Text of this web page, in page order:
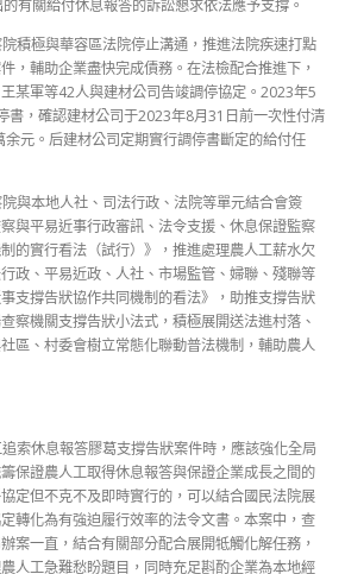
有關給付休息報答的訴訟懇求依法應予支撐。
積極與華容區法院停止溝通，推進法院疾速打點
，輔助企業盡快完成債務。在法檢配合推進下，
某軍等42人與建材公司告竣調停協定。2023年5
書，確認建材公司于2023年8月31日前一次性付清
元。后建材公司定期實行調停書斷定的給付任
與本地人社、司法行政、法院等單元結合會簽
與平易近事行政審訊、法令支援、休息保證監察
的實行看法（試行）》，推進處理農人工薪水欠
政、平易近政、人社、市場監管、婦聯、殘聯等
支撐告狀協作共同機制的看法》，助推支撐告狀
察機關支撐告狀小法式，積極展開送法進村落、
區、村委會樹立常態化聯動普法機制，輔助農人
索休息報答膠葛支撐告狀案件時，應該強化全局
保證農人工取得休息報答與保證企業成長之間的
定但不克不及即時實行的，可以結合國民法院展
轉化為有強迫履行效率的法令文書。本案中，查
案一直，結合有關部分配合展開牴觸化解任務，
人工急難愁盼題目，同時充足斟酌企業為本地經